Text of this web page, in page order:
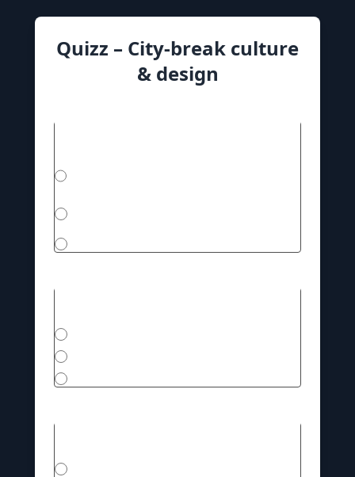
Quizz – City-break culture
& design